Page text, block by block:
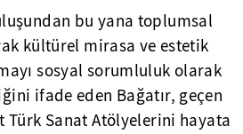
bu yana toplumsal
kültürel mirasa ve estetik
sosyal sorumluluk olarak
ifade eden Bağatır, geçen
Türk Sanat Atölyelerini hayata